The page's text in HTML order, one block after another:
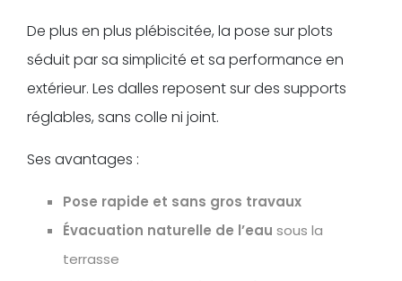
De plus en plus plébiscitée, la pose sur plots
séduit par sa simplicité et sa performance en
extérieur. Les dalles reposent sur des supports
réglables, sans colle ni joint.
Ses avantages :
Pose rapide et sans gros travaux
Évacuation naturelle de l’eau sous la
terrasse